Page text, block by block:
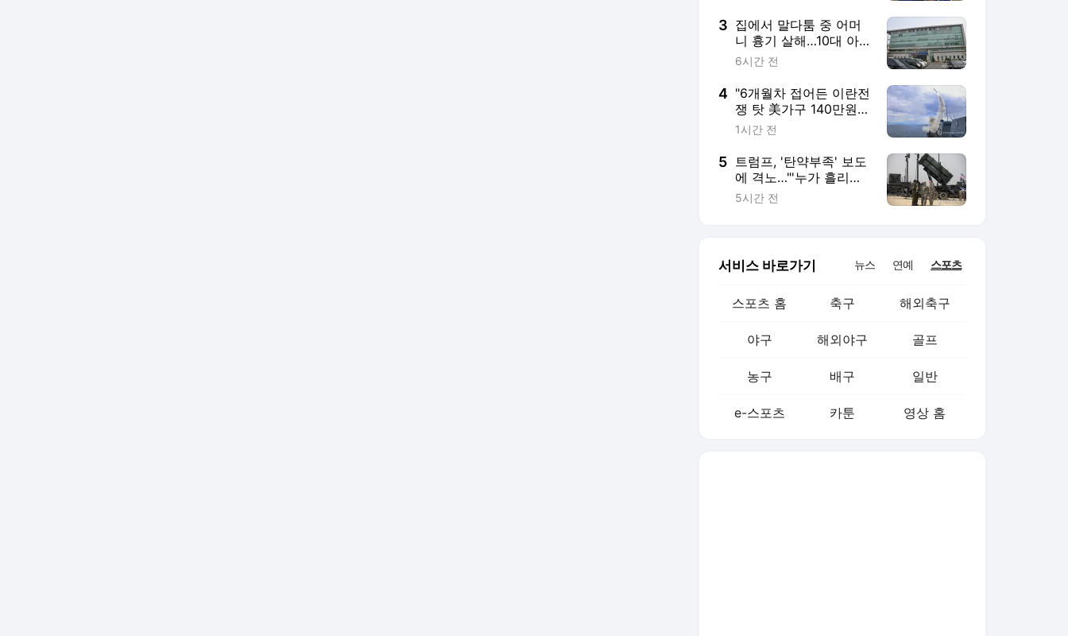
3 집에서 말다툼 중 어머
니 흉기 살해…10대 아
들 체포
6시간 전
4 "6개월차 접어든 이란전
쟁 탓 美가구 140만원
추가 부담"
1시간 전
5 트럼프, '탄약부족' 보도
에 격노…"'누가 흘리나'
색출 지시"
5시간 전
서비스 바로가기 뉴스 연예 스포츠
스포츠 홈 축구 해외축구
야구 해외야구 골프
농구 배구 일반
e-스포츠 카툰 영상 홈